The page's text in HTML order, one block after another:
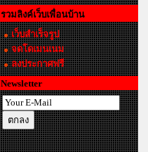
รวมลิงค์เว็บเพื่อนบ้าน
เว็บสำเร็จรูป
จดโดเมนเนม
ลงประกาศฟรี
Newsletter